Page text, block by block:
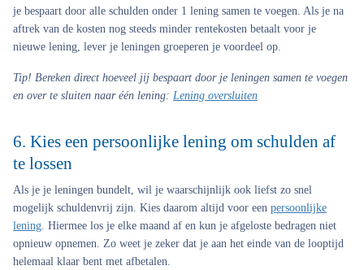
je bespaart door alle schulden onder 1 lening samen te voegen. Als je na
aftrek van de kosten nog steeds minder rentekosten betaalt voor je
nieuwe lening, lever je leningen groeperen je voordeel op.
Tip! Bereken direct hoeveel jij bespaart door je leningen samen te voegen
en over te sluiten naar één lening: Lening oversluiten
6. Kies een persoonlijke lening om schulden af
te lossen
Als je je leningen bundelt, wil je waarschijnlijk ook liefst zo snel
mogelijk schuldenvrij zijn. Kies daarom altijd voor een persoonlijke
lening. Hiermee los je elke maand af en kun je afgeloste bedragen niet
opnieuw opnemen. Zo weet je zeker dat je aan het einde van de looptijd
helemaal klaar bent met afbetalen.